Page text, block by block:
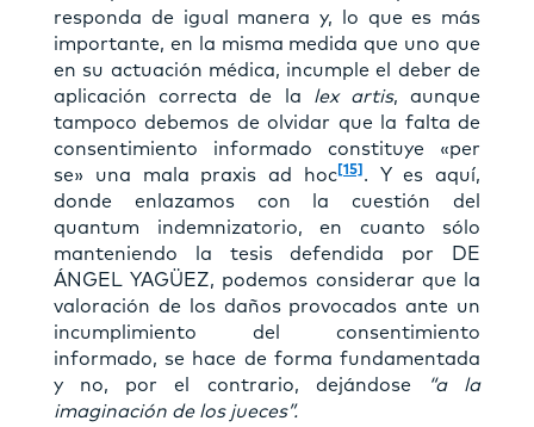
responda de igual manera y, lo que es más
importante, en la misma medida que uno que
en su actuación médica, incumple el deber de
aplicación correcta de la lex artis, aunque
tampoco debemos de olvidar que la falta de
consentimiento informado constituye «per
se» una mala praxis ad hoc[15] . Y es aquí,
donde enlazamos con la cuestión del
quantum indemnizatorio, en cuanto sólo
manteniendo la tesis defendida por DE
ÁNGEL YAGÜEZ, podemos considerar que la
valoración de los daños provocados ante un
incumplimiento del consentimiento
informado, se hace de forma fundamentada
y no, por el contrario, dejándose
“a la
imaginación de los jueces”.